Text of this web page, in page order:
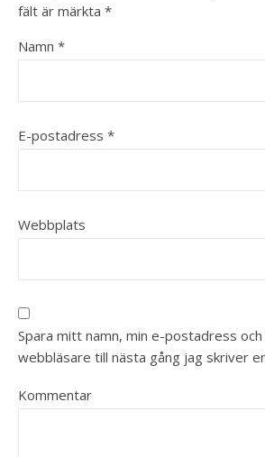
fält är märkta *
Namn *
E-postadress *
Webbplats
Spara mitt namn, min e-postadress
webbläsare till nästa gång jag skriver
Kommentar